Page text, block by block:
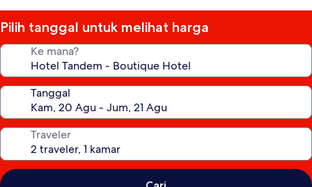
Pilih tanggal untuk melihat harga
Ke mana?
Tanggal
Traveler